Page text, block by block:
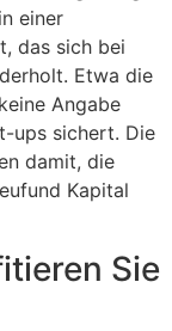
einer
das sich bei
Etwa die
Angabe
ups sichert. Die
damit, die
Kapital
Sie